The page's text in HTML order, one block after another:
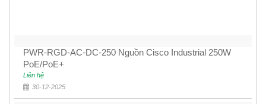
PWR-RGD-AC-DC-250 Nguồn Cisco Industrial 250W
PoE/PoE+
Liên hệ
30-12-2025